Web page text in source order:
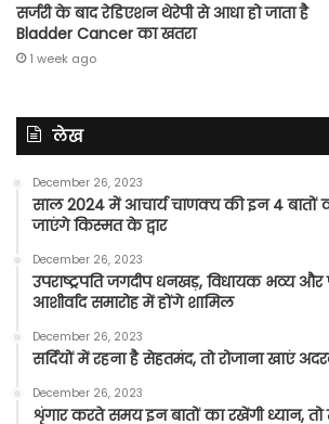
सर्जरी के बाद रेडिएशन थेरेपी से आधा हो जाता है
Bladder Cancer का खतरा
1 week ago
लेख
December 26, 2023
साल 2024 में आचार्य चाणक्य की इन 4 बातों
जाएंगे किस्मत के द्वार
December 26, 2023
उपराष्ट्रपति जगदीप धनखड़, विधायक भव्य और
आशीर्वाद समारोह में होंगे शामिल
December 26, 2023
सर्दियों में रहना है सेहतमंद, तो रोजाना खाएं
December 26, 2023
शृंगार करते समय इन बातों का रखेंगी ध्यान, तो